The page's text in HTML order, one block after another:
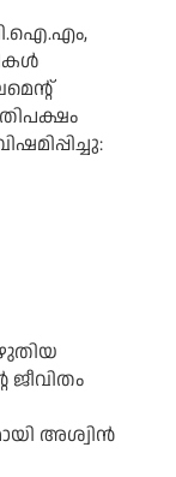
അശ്വിന്‍